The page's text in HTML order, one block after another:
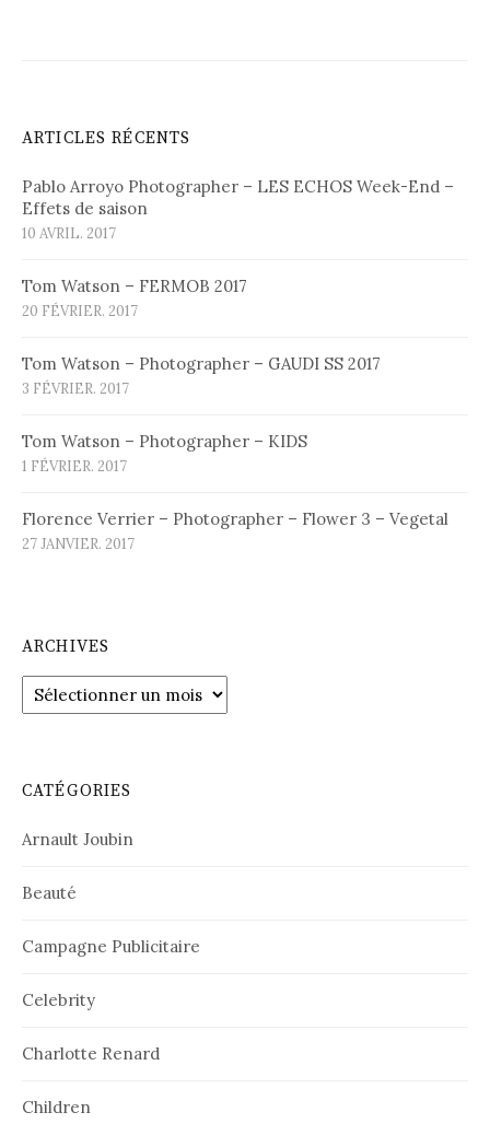
ARTICLES RÉCENTS
Pablo Arroyo Photographer – LES ECHOS Week-End –
Effets de saison
10 AVRIL. 2017
Tom Watson – FERMOB 2017
20 FÉVRIER. 2017
Tom Watson – Photographer – GAUDI SS 2017
3 FÉVRIER. 2017
Tom Watson – Photographer – KIDS
1 FÉVRIER. 2017
Florence Verrier – Photographer – Flower 3 – Vegetal
27 JANVIER. 2017
ARCHIVES
Archives
CATÉGORIES
Arnault Joubin
Beauté
Campagne Publicitaire
Celebrity
Charlotte Renard
Children